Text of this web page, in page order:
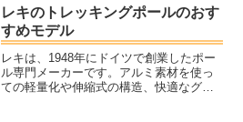
マットならサーマレストのzライトソル以
外はありえないです。
レキのトレッキングポールのおす
すめモデル
レキは、1948年にドイツで創業したポー
ル専門メーカーです。アルミ素材を使っ
ての軽量化や伸縮式の構造、快適なグリ